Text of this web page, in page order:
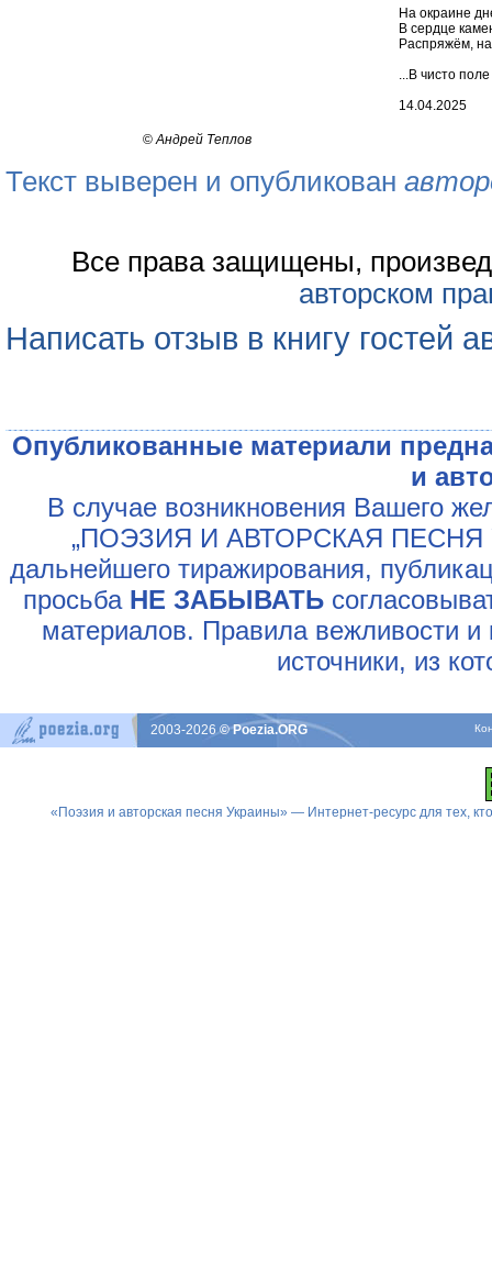
На окраине
В сердце
Распряжём,
...В чисто
14.04.2025
©Андрей Теплов
Текст выверен и опубликован
Все права защищены,
авторском
Написать отзыв в книгу гостей
Опубликованные материали
и
В случае возникновения Вашего
„ПОЭЗИЯ И АВТОРСКАЯ ПЕСНЯ
дальнейшего тиражирования,
просьба НЕ ЗАБЫВАТЬ
материалов. Правила вежливости и
источники, из
2003-2026© Poezia.ORG
«Поэзия и авторская песня Украины» — Интернет-ресурс для тех,